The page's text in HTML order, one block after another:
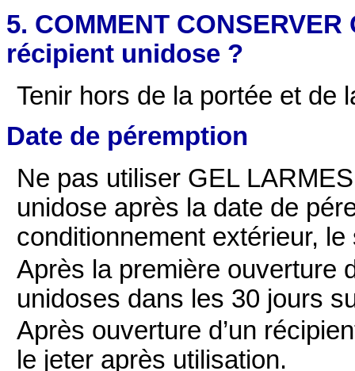
5. COMMENT
récipient unidose ?
Tenir hors de la portée et de
Date de péremption
Ne pas utiliser GEL
unidose après la date de
conditionnement extérieur, le
Après la première ouverture
unidoses dans les 30 jours
Après ouverture d’un
le jeter après utilisation.